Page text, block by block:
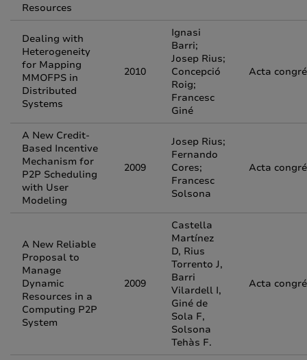
Resources
Dealing with
Heterogeneity
for Mapping
MMOFPS in
Distributed
Systems
2010
Ignasi
Barri;
Josep Rius;
Concepció
Roig;
Francesc
Giné
Acta
A New Credit-
Based Incentive
Mechanism for
P2P Scheduling
with User
Modeling
2009
Josep Rius;
Fernando
Cores;
Francesc
Solsona
Acta
A New Reliable
Proposal to
Manage
Dynamic
Resources in a
Computing P2P
System
2009
Castella
Martínez
D, Rius
Torrento J,
Barri
Vilardell I,
Giné de
Sola F,
Solsona
Tehàs F.
Acta